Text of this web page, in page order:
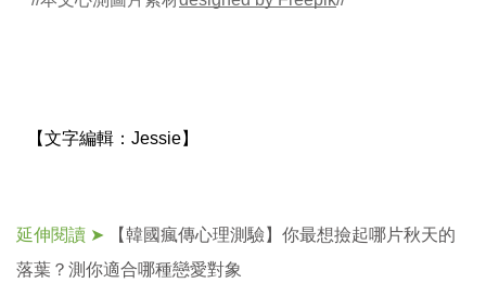
【文字編輯： Jessie】
延伸閱讀 ➤
【韓國瘋傳心理測驗】你最想撿起哪片秋天的
落葉？測你適合哪種戀愛對象